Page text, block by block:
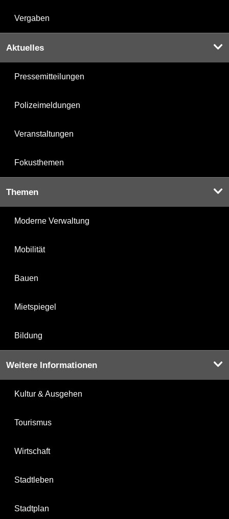
Vergaben
Aktuelles
Pressemitteilungen
Polizeimeldungen
Veranstaltungen
Fokusthemen
Themen
Moderne Verwaltung
Mobilität
Bauen
Mietspiegel
Bildung
Weitere Informationen
Kultur & Ausgehen
Tourismus
Wirtschaft
Stadtleben
Stadtplan